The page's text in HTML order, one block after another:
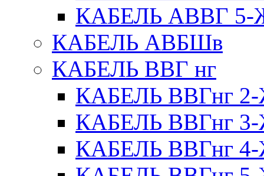
КАБЕЛЬ АВВГ
КАБЕЛЬ АВБШв
КАБЕЛЬ ВВГ нг
КАБЕЛЬ ВВГнг
КАБЕЛЬ ВВГнг
КАБЕЛЬ ВВГнг